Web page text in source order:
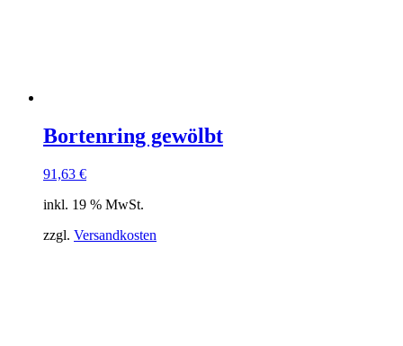
Bortenring gewölbt
91,63 €
inkl. 19 % MwSt.
zzgl. Versandkosten